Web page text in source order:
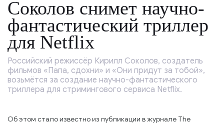
Соколов снимет научно-
фантастический триллер
для Netflix
Российский режиссёр Кирилл Соколов, создатель
фильмов «Папа, сдохни» и «Они придут за тобой»,
возьмётся за создание научно-фантастического
триллера для стримингового сервиса Netflix.
Об этом стало известно из публикации в журнале The